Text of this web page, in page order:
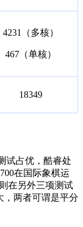
4231（多核）
467（单核）
18349
试占优，酷睿处
在国际象棋运
在另外三项测试
，两者可谓是平分